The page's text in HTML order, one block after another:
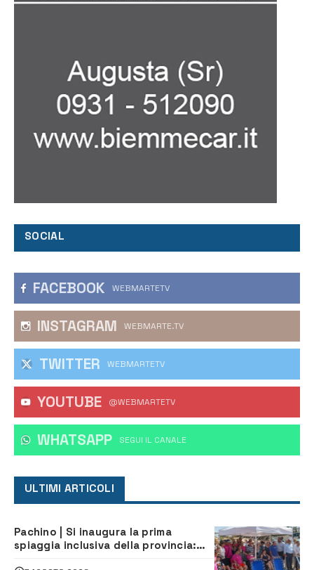
SOCIAL
FACEBOOK WEBMARTETV
INSTAGRAM WEBMARTE.TV
TWITTER WEBMARTETV
YOUTUBE @WEBMARTETV
WHATSAPP ‎SEGUI IL CANALE
ULTIMI ARTICOLI
Pachino | Si inaugura la prima
spiaggia inclusiva della provincia: